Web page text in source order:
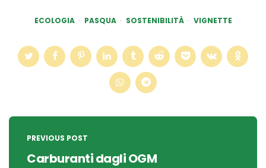
ECOLOGIA PASQUA SOSTENIBILITÀ VIGNETTE
Post
navigation
PREVIOUS POST
Carburanti dagli OGM